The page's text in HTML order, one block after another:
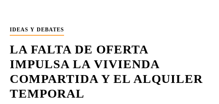
IDEAS Y DEBATES
LA FALTA DE OFERTA
IMPULSA LA VIVIENDA
COMPARTIDA Y EL ALQUILER
TEMPORAL